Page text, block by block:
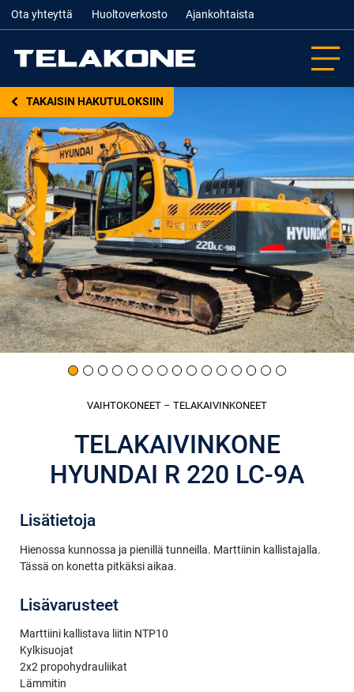
Ota yhteyttä Huoltoverkosto Ajankohtaista
TAKAISIN HAKUTULOKSIIN
Edellinen
VAIHTOKONEET – TELAKAIVINKONEET
TELAKAIVINKONE
HYUNDAI R 220 LC-9A
Lisätietoja
Hienossa kunnossa ja pienillä tunneilla. Marttiinin kallistajalla.
Tässä on konetta pitkäksi aikaa.
Lisävarusteet
Marttiini kallistava liitin NTP10
Kylkisuojat
2x2 propohydrauliikat
Lämmitin